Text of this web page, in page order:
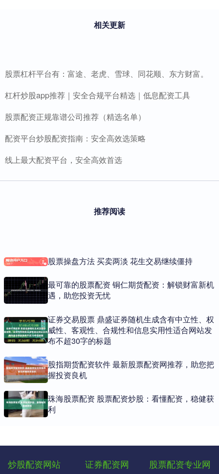
相关更新
股票杠杆平台有：富途、老虎、雪球、同花顺、东方财富。
杠杆炒股app推荐｜安全合规平台精选｜低息配资工具
股票配资正规靠谱公司推荐（精选名单）
配资平台炒股配资指南：安全高效选策略
线上最大配资平台，安全高效首选
推荐阅读
股票操盘方法 买卖两淡 花生交易继续僵持
最可靠的股票配资 铜仁期货配资：解锁财富新机
遇，助您投资无忧
证券交易股票 鼎盛证券随机生成含有中立性、权
威性、客观性、合规性和信息实用性适合网站发
布不超30字的标题
股指期货配资软件 最新股票配资网推荐，助您把
握投资良机
珠海股票配资 股票配资炒股：看懂配资，稳健获
利
炒股配资网站 证券配资网 股票配资专业网